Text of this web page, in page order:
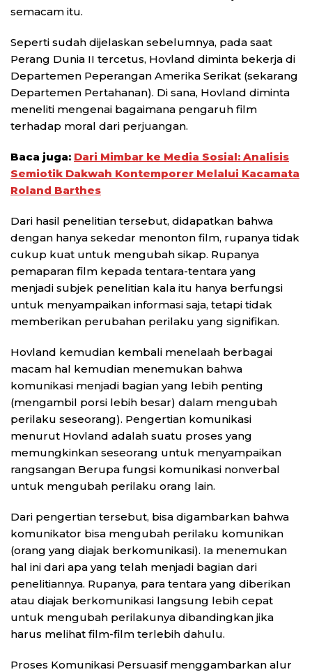
semacam itu.
Seperti sudah dijelaskan sebelumnya, pada saat
Perang Dunia II tercetus, Hovland diminta bekerja di
Departemen Peperangan Amerika Serikat (sekarang
Departemen Pertahanan). Di sana, Hovland diminta
meneliti mengenai bagaimana pengaruh film
terhadap moral dari perjuangan.
Baca juga: Dari Mimbar ke Media Sosial: Analisis
Semiotik Dakwah Kontemporer Melalui Kacamata
Roland Barthes
Dari hasil penelitian tersebut, didapatkan bahwa
dengan hanya sekedar menonton film, rupanya tidak
cukup kuat untuk mengubah sikap. Rupanya
pemaparan film kepada tentara-tentara yang
menjadi subjek penelitian kala itu hanya berfungsi
untuk menyampaikan informasi saja, tetapi tidak
memberikan perubahan perilaku yang signifikan.
Hovland kemudian kembali menelaah berbagai
macam hal kemudian menemukan bahwa
komunikasi menjadi bagian yang lebih penting
(mengambil porsi lebih besar) dalam mengubah
perilaku seseorang). Pengertian komunikasi
menurut Hovland adalah suatu proses yang
memungkinkan seseorang untuk menyampaikan
rangsangan Berupa fungsi komunikasi nonverbal
untuk mengubah perilaku orang lain.
Dari pengertian tersebut, bisa digambarkan bahwa
komunikator bisa mengubah perilaku komunikan
(orang yang diajak berkomunikasi). Ia menemukan
hal ini dari apa yang telah menjadi bagian dari
penelitiannya. Rupanya, para tentara yang diberikan
atau diajak berkomunikasi langsung lebih cepat
untuk mengubah perilakunya dibandingkan jika
harus melihat film-film terlebih dahulu.
Proses Komunikasi Persuasif menggambarkan alur